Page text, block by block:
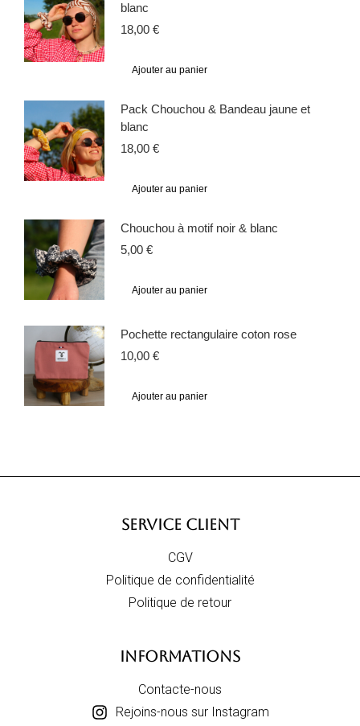
blanc
18,00 €
Ajouter au panier
Pack Chouchou & Bandeau jaune et
blanc
18,00 €
Ajouter au panier
Chouchou à motif noir & blanc
5,00 €
Ajouter au panier
Pochette rectangulaire coton rose
10,00 €
Ajouter au panier
INFORMATIONS
Contacte-nous
Rejoins-nous sur Instagram
SERVICE CLIENT
CGV
Politique de confidentialité
Politique de retour